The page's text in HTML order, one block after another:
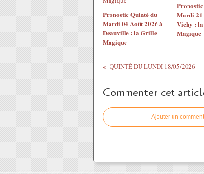
Pronostic Quinté du
Mardi 04 Août 2026 à
Deauville : la Grille
Magique
Mardi 21
Vichy :
Magique
QUINTÉ DU LUNDI 18/05/2026
Commenter cet
Ajouter un